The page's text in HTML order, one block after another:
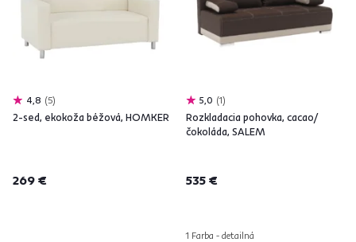
4,8 5
2-sed, ekokoža béžová, HOMKER
269 €
5,0 1
Rozkladacia pohovka, cacao/
čokoláda, SALEM
535 €
1 Farba - detailná